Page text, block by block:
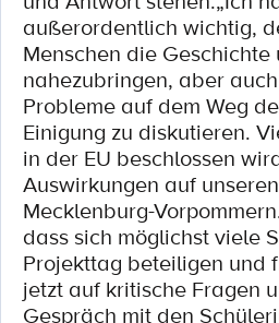
außerordentlich wichtig,
Menschen die
nahezubringen, aber
Probleme auf dem Weg
Einigung zu diskutieren.
in der EU beschlossen
Auswirkungen auf
Mecklenburg-
dass sich möglichst viele
Projekttag beteiligen und
jetzt auf kritische Fragen
Gespräch mit den